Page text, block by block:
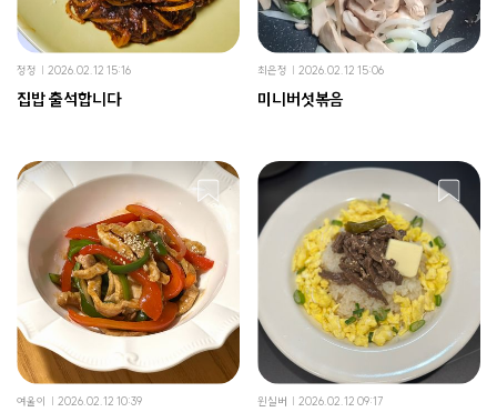
정정 2026.02.12 15:16
집밥 출석합니다
최은정 2026.02.12 15:06
미니버섯볶음
여울이 2026.02.12 10:39 윈실버 2026.02.12 09:17